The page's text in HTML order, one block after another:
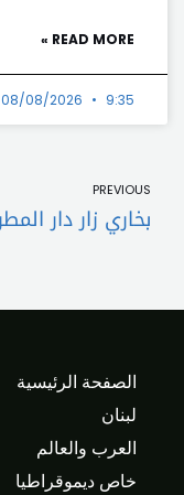
READ MORE »
08/08/2026 9:35 ص
PREVIOUS
الصفحة الرئيسية
لبنان
العرب والعالم
خاص ديموقراطيا